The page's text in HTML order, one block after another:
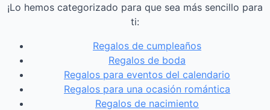
¡Lo hemos categorizado para que sea más sencillo para
ti:
Regalos de cumpleaños
Regalos de boda
Regalos para eventos del calendario
Regalos para una ocasión romántica
Regalos de nacimiento